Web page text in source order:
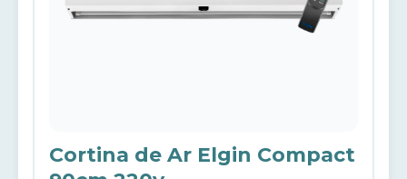
Cortina de Ar Elgin Compact